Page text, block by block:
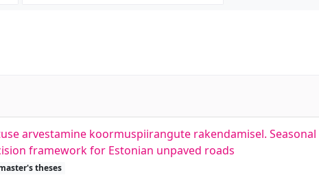
arvestamine koormuspiirangute rakendamisel.
framework for Estonian unpaved roads
theses